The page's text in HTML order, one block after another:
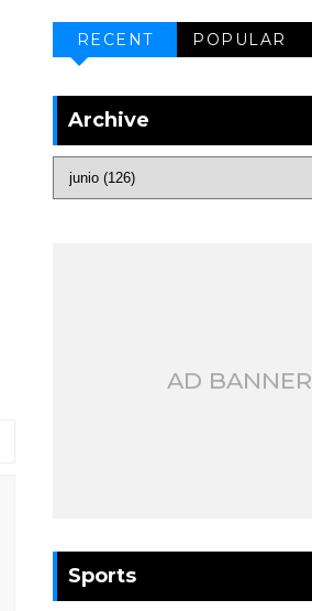
RECENT POPULAR
Archive
AD BANNER
Sports